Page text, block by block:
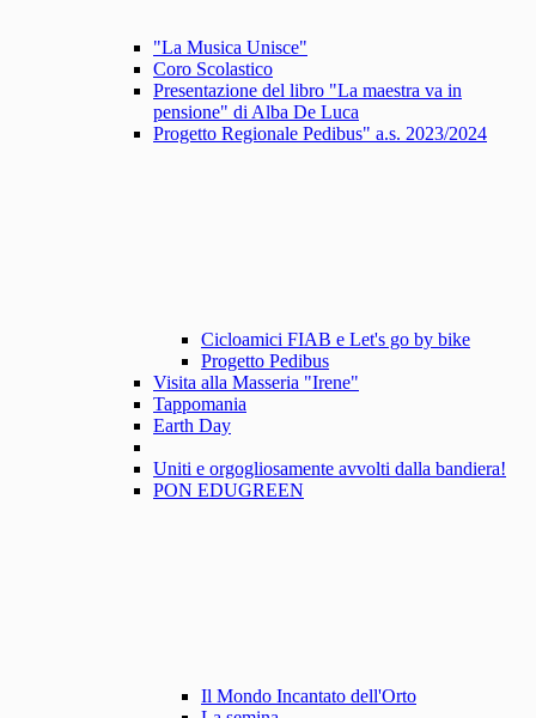
"La Musica Unisce"
Coro Scolastico
Presentazione del libro "La maestra va in
pensione" di Alba De Luca
Progetto Regionale Pedibus" a.s. 2023/2024
Cicloamici FIAB e Let's go by bike
Progetto Pedibus
Visita alla Masseria "Irene"
Tappomania
Earth Day
Uniti e orgogliosamente avvolti dalla bandiera!
PON EDUGREEN
Il Mondo Incantato dell'Orto